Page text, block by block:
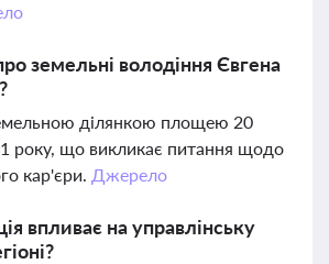
земельні володіння Євгена
ділянкою площею 20
року, що викликає питання щодо
кар'єри. Джерело
впливає на управлінську